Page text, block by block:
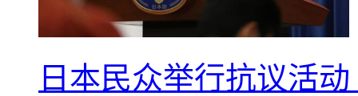
日本民众举行抗议活